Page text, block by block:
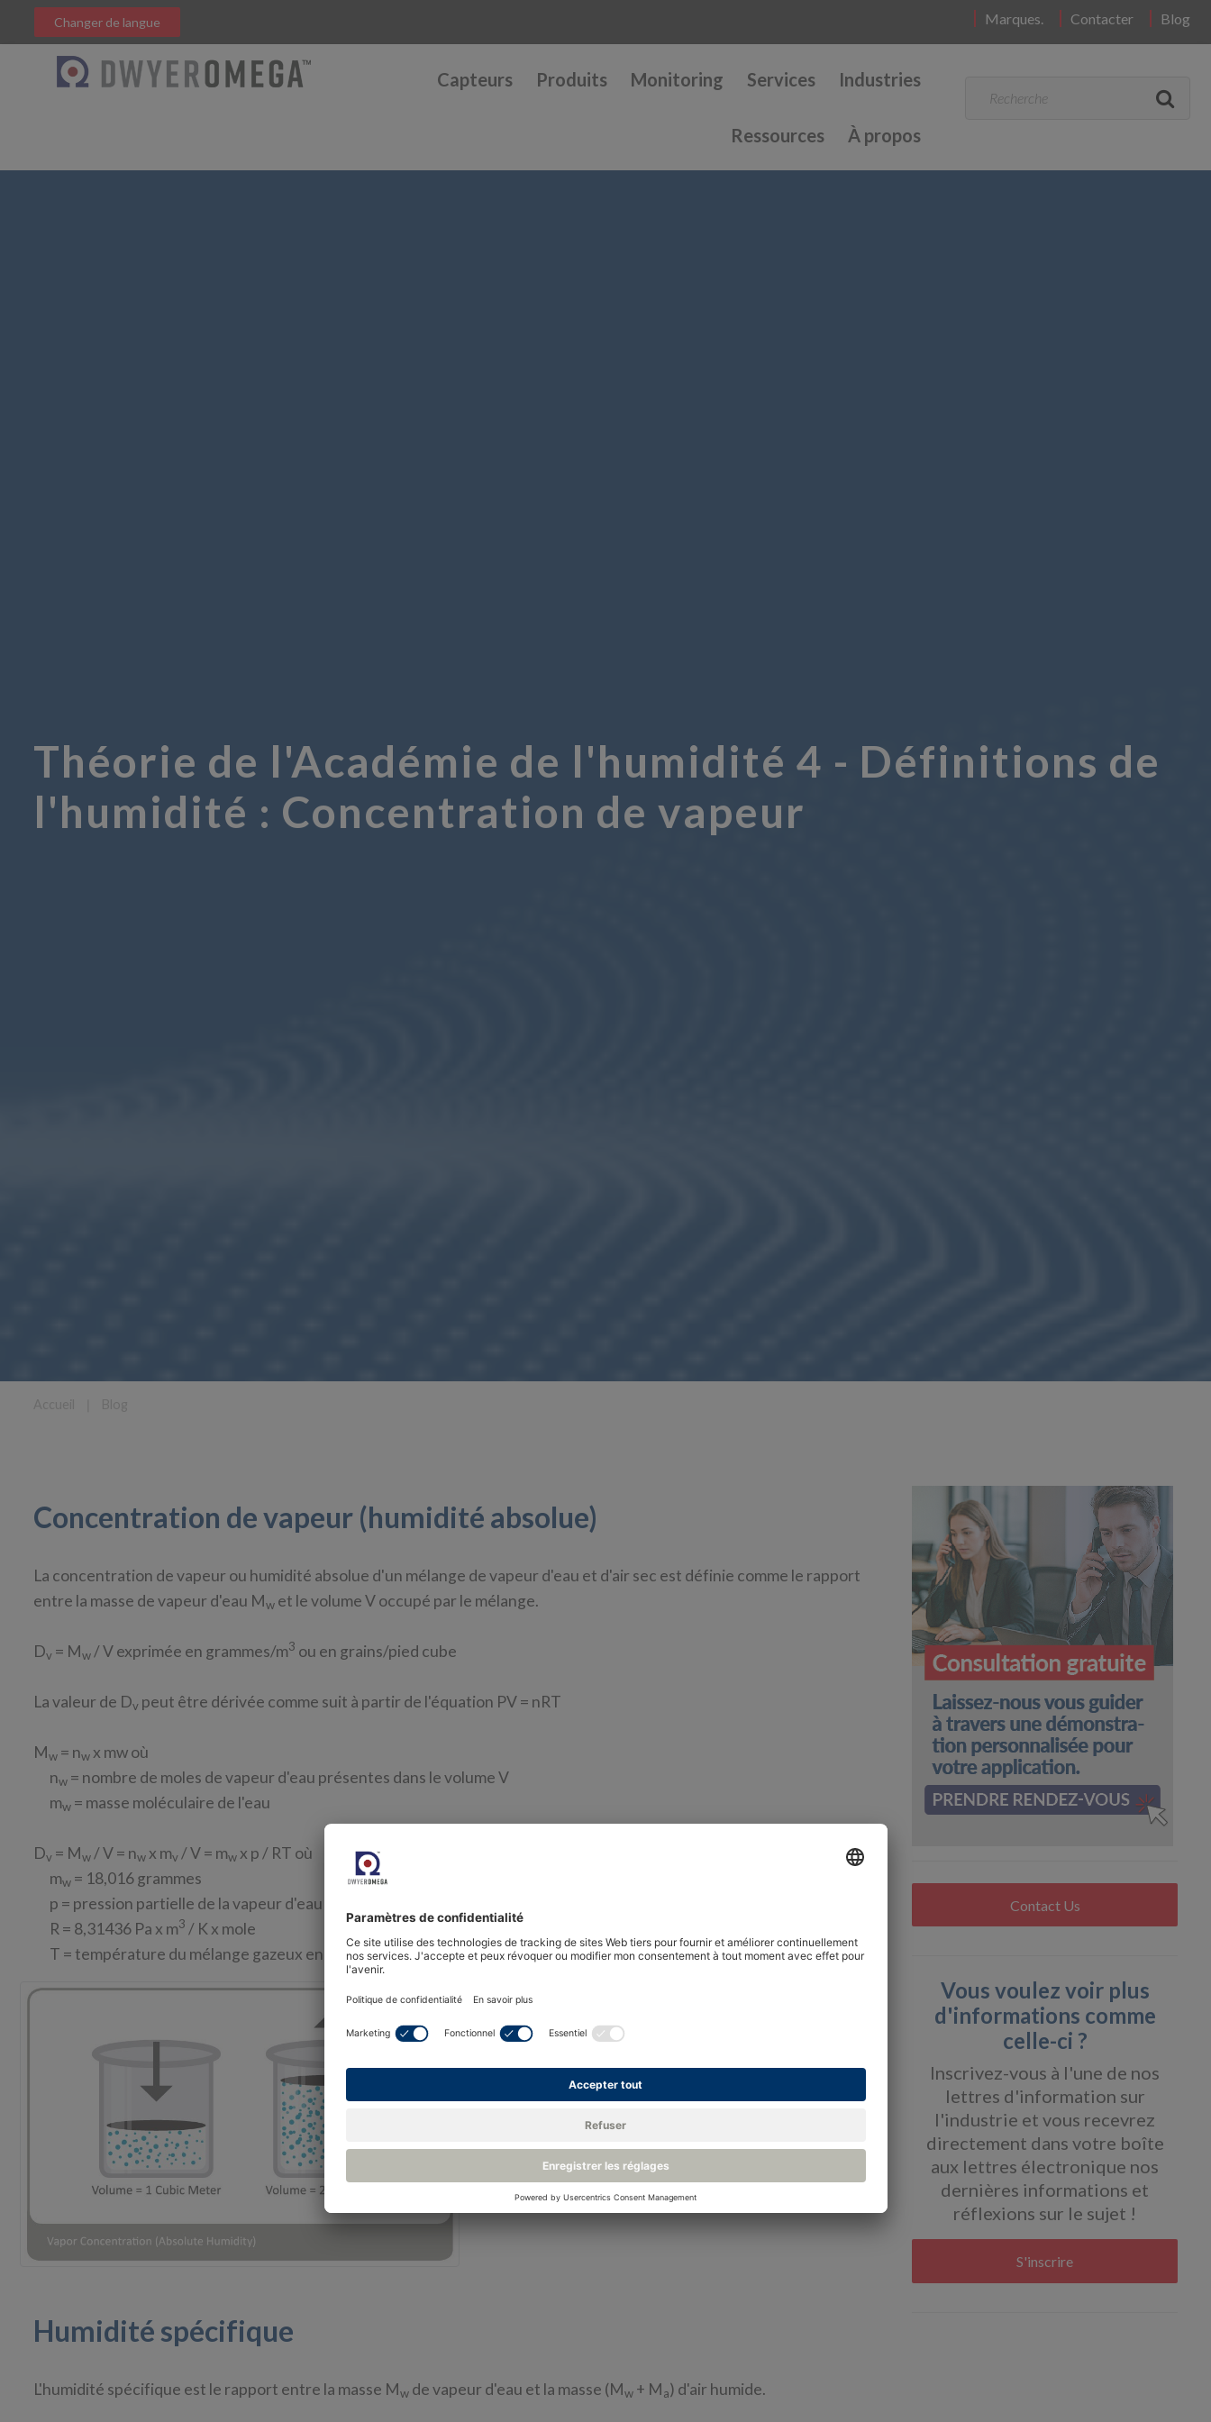
Marques. Contacter Blog
Changer de langue
Capteurs Produits Monitoring Services Industries
Ressources À propos
Théorie de l'Académie de l'humidité 4 - Définitions de
l'humidité : Concentration de vapeur
Concentration de vapeur (humidité absolue)
La concentration de vapeur ou humidité absolue d'un mélange de vapeur d'eau et d'air sec est définie comme le rapport
entre la masse de vapeur d'eau Mw et le volume V occupé par le mélange.
Dv = Mw / V exprimée en grammes/m3 ou en grains/pied cube
La valeur de Dv peut être dérivée comme suit à partir de l'équation PV = nRT
Mw = nw x mw où
nw = nombre de moles de vapeur d'eau présentes dans le volume V
mw = masse moléculaire de l'eau
Dv = Mw / V = nw x mv / V = mw x p / RT où
mw = 18,016 grammes
p = pression partielle de la vapeur d'eau [Pa]
R = 8,31436 Pa x m3 / K x mole
T = température du mélange gazeux en K
Dv = p / 0,4615 x T [g / m
1 cu ft = 0,0283168 m3
Dv [gr / cu ft] = 0,437 x Dv [g / m
Humidité spécifique
L'humidité spécifique est le rapport entre la masse Mw de vapeur d'eau et la masse (Mw + Ma) d'air humide.
Contact Us
Vous voulez voir plus
d'informations comme
celle-ci ?
Inscrivez-vous à l'une de nos
lettres d'information sur
l'industrie et vous recevrez
directement dans votre boîte
aux lettres électronique nos
dernières informations et
réflexions sur le sujet !
S'inscrire